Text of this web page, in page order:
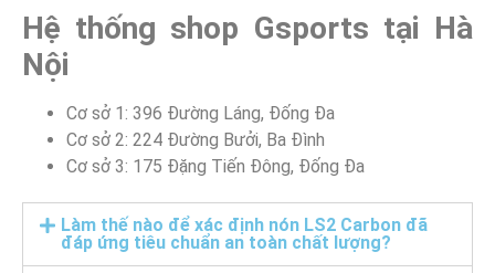
Hệ thống shop Gsports tại Hà
Nội
Cơ sở 1: 396 Đường Láng, Đống Đa
Cơ sở 2: 224 Đường Bưởi, Ba Đình
Cơ sở 3: 175 Đặng Tiến Đông, Đống Đa
Làm thế nào để xác định nón LS2 Carbon đã
đáp ứng tiêu chuẩn an toàn chất lượng?